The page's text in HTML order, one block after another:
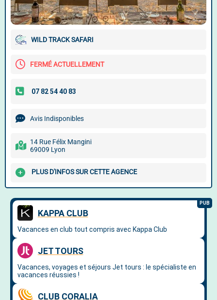
WILD TRACK SAFARI
FERMÉ ACTUELLEMENT
Avis Indisponibles
14 Rue Félix Mangini
69009 Lyon
PLUS D'INFOS SUR CETTE AGENCE